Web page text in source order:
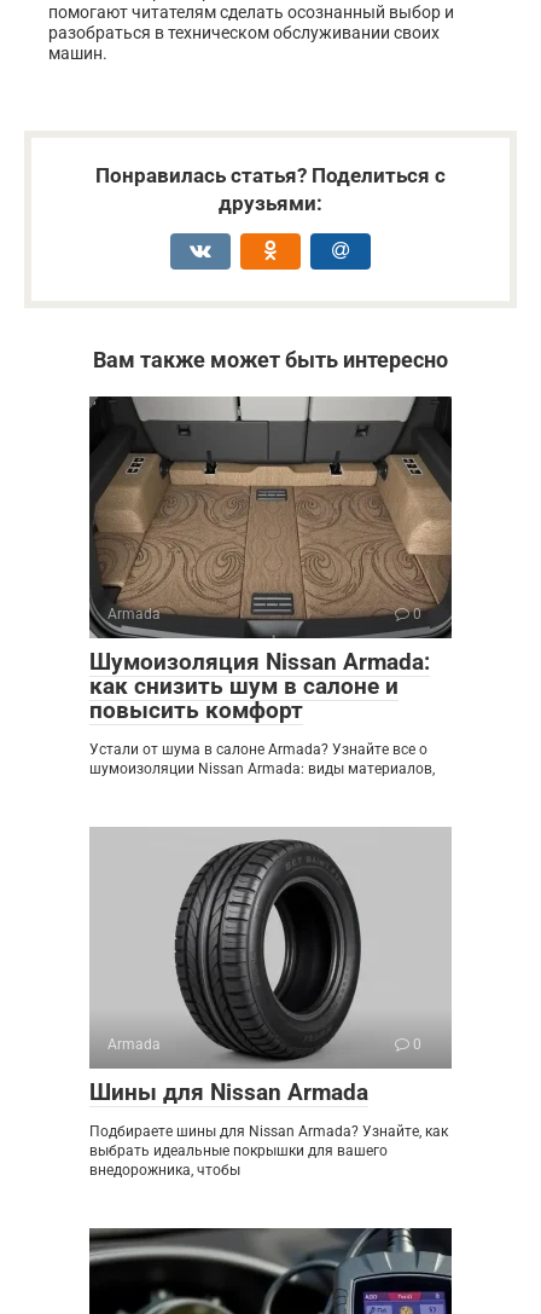
помогают читателям сделать осознанный выбор и
разобраться в техническом обслуживании своих
машин.
Понравилась статья? Поделиться с
друзьями:
Вам также может быть интересно
Armada 0
Шумоизоляция Nissan Armada:
как снизить шум в салоне и
повысить комфорт
Устали от шума в салоне Armada? Узнайте все о
шумоизоляции Nissan Armada: виды материалов,
Armada 0
Шины для Nissan Armada
Подбираете шины для Nissan Armada? Узнайте, как
выбрать идеальные покрышки для вашего
внедорожника, чтобы